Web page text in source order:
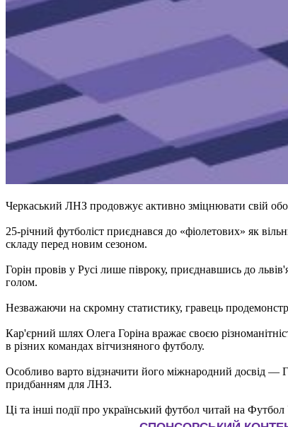
Черкаський ЛНЗ продовжує активно зміцнювати свій
25-річний футболіст приєднався до «фіолетових» як
складу перед новим сезоном.
Горін провів у Русі лише півроку, приєднавшись до
голом.
Незважаючи на скромну статистику, гравець
Кар'єрний шлях Олега Горіна вражає своєю
в різних командах вітчизняного футболу.
Особливо варто відзначити його міжнародний досвід —
придбанням для ЛНЗ.
Ці та інші події про український футбол читай на Футбол